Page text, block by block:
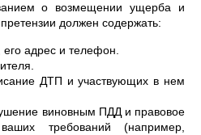
о возмещении ущерба и
должен содержать:
адрес и телефон.
ДТП и участвующих в нем
виновным ПДД и правовое
требований (например,